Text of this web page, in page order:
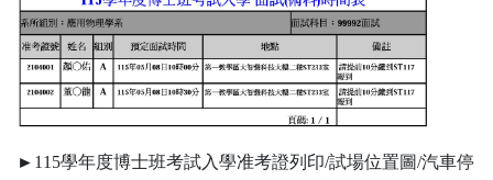
►115學年度博士班考試入學准考證列印/試場位置圖/汽車停